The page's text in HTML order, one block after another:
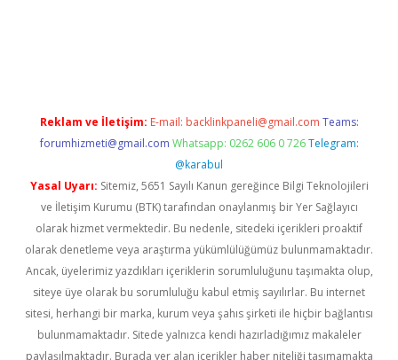
Reklam ve İletişim: E-mail: backlinkpaneli@gmail.com Teams:
forumhizmeti@gmail.com Whatsapp: 0262 606 0 726 Telegram:
@karabul
Yasal Uyarı: Sitemiz, 5651 Sayılı Kanun gereğince Bilgi Teknolojileri
ve İletişim Kurumu (BTK) tarafından onaylanmış bir Yer Sağlayıcı
olarak hizmet vermektedir. Bu nedenle, sitedeki içerikleri proaktif
olarak denetleme veya araştırma yükümlülüğümüz bulunmamaktadır.
Ancak, üyelerimiz yazdıkları içeriklerin sorumluluğunu taşımakta olup,
siteye üye olarak bu sorumluluğu kabul etmiş sayılırlar. Bu internet
sitesi, herhangi bir marka, kurum veya şahıs şirketi ile hiçbir bağlantısı
bulunmamaktadır. Sitede yalnızca kendi hazırladığımız makaleler
paylaşılmaktadır. Burada yer alan içerikler haber niteliği taşımamakta